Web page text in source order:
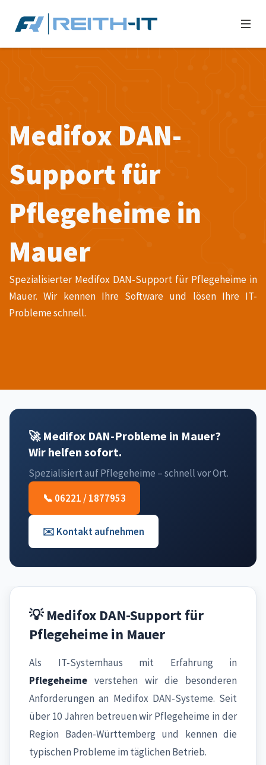
Medifox DAN-
Support für
Pflegeheime in
Mauer
Spezialisierter Medifox DAN-Support für Pflegeheime in
Mauer. Wir kennen Ihre Software und lösen Ihre IT-
Probleme schnell.
🚀 Medifox DAN-Probleme in Mauer?
Wir helfen sofort.
Spezialisiert auf Pflegeheime – schnell vor Ort.
📞 06221 / 1877953
✉️ Kontakt aufnehmen
💡 Medifox DAN-Support für
Pflegeheime in Mauer
Als IT-Systemhaus mit Erfahrung in
Pflegeheime verstehen wir die besonderen
Anforderungen an Medifox DAN-Systeme. Seit
über 10 Jahren betreuen wir Pflegeheime in der
Region Baden-Württemberg und kennen die
typischen Probleme im täglichen Betrieb.